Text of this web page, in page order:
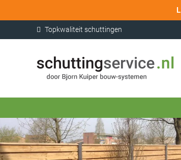
Topkwaliteit schuttingen